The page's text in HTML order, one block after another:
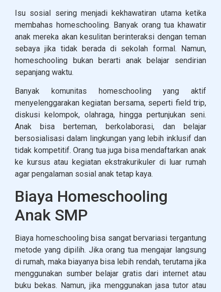
Isu sosial sering menjadi kekhawatiran utama ketika
membahas homeschooling. Banyak orang tua khawatir
anak mereka akan kesulitan berinteraksi dengan teman
sebaya jika tidak berada di sekolah formal. Namun,
homeschooling bukan berarti anak belajar sendirian
sepanjang waktu.
Banyak komunitas homeschooling yang aktif
menyelenggarakan kegiatan bersama, seperti field trip,
diskusi kelompok, olahraga, hingga pertunjukan seni.
Anak bisa berteman, berkolaborasi, dan belajar
bersosialisasi dalam lingkungan yang lebih inklusif dan
tidak kompetitif. Orang tua juga bisa mendaftarkan anak
ke kursus atau kegiatan ekstrakurikuler di luar rumah
agar pengalaman sosial anak tetap kaya.
Biaya Homeschooling
Anak SMP
Biaya homeschooling bisa sangat bervariasi tergantung
metode yang dipilih. Jika orang tua mengajar langsung
di rumah, maka biayanya bisa lebih rendah, terutama jika
menggunakan sumber belajar gratis dari internet atau
buku bekas. Namun, jika menggunakan jasa tutor atau